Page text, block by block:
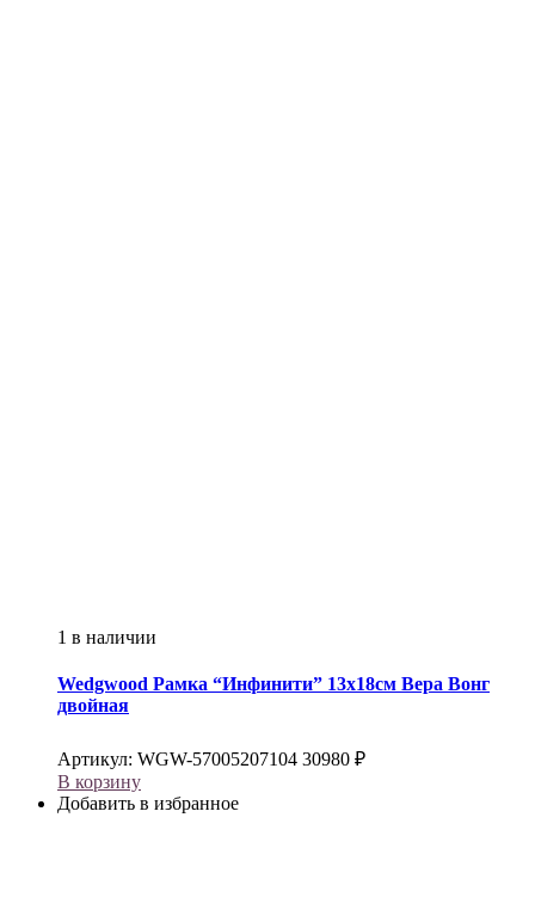
1 в наличии
Wedgwood Рамка “Инфинити” 13х18см Вера Вонг
двойная
Артикул: WGW-57005207104 30980 ₽
В корзину
Добавить в избранное